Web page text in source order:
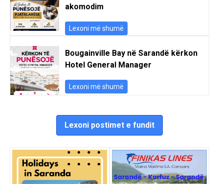
akomodim
Lexoni më shumë
Bougainville Bay në Sarandë kërkon
Hotel General Manager
Lexoni më shumë
Lexoni postimet e fundit